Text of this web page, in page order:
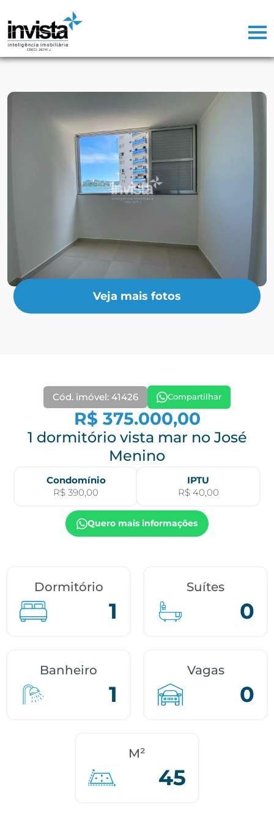
Veja mais fotos
Cód. imóvel: 41426 Compartilhar
R$ 375.000,00
1 dormitório vista mar no José
Menino
Condomínio
R$ 390,00
IPTU
R$ 40,00
Quero mais informações
Dormitório
1
Suítes
0
Banheiro
1
Vagas
0
M²
45